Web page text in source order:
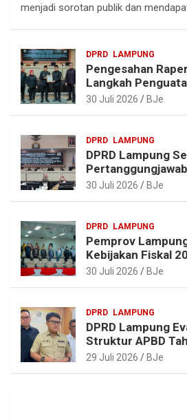
g
m
b
k
e
s
t
s
p
menjadi sorotan publik dan
DPRD LAMPUNG
Pengesahan
Langkah
dan Pembangunan
30 Juli 2026 BJe
DPRD LAMPUNG
DPRD Lampung
Beri Sejumlah
30 Juli 2026 BJe
DPRD LAMPUNG
Pemprov
Kebijakan Fiskal
Realistis dan
30 Juli 2026 BJe
DPRD LAMPUNG
DPRD Lampung
Struktur APBD
29 Juli 2026 BJe